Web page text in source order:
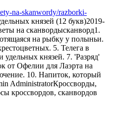
na-skanwordy/razborki-
князей (12 букв)2019-
на сканвордысканворд1.
на рыбку у полыньи.
5. Телега в
удельных князей. 7. 'Разряд'
от Офелии для Лаэрта на
10. Напиток, который
AdministratorКроссворды,